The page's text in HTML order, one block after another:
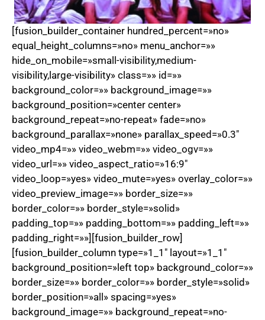
[fusion_builder_container hundred_percent=»no»
equal_height_columns=»no» menu_anchor=»»
hide_on_mobile=»small-visibility,medium-
visibility,large-visibility» class=»» id=»»
background_color=»» background_image=»»
background_position=»center center»
background_repeat=»no-repeat» fade=»no»
background_parallax=»none» parallax_speed=»0.3″
video_mp4=»» video_webm=»» video_ogv=»»
video_url=»» video_aspect_ratio=»16:9″
video_loop=»yes» video_mute=»yes» overlay_color=»»
video_preview_image=»» border_size=»»
border_color=»» border_style=»solid»
padding_top=»» padding_bottom=»» padding_left=»»
padding_right=»»][fusion_builder_row]
[fusion_builder_column type=»1_1″ layout=»1_1″
background_position=»left top» background_color=»»
border_size=»» border_color=»» border_style=»solid»
border_position=»all» spacing=»yes»
background_image=»» background_repeat=»no-